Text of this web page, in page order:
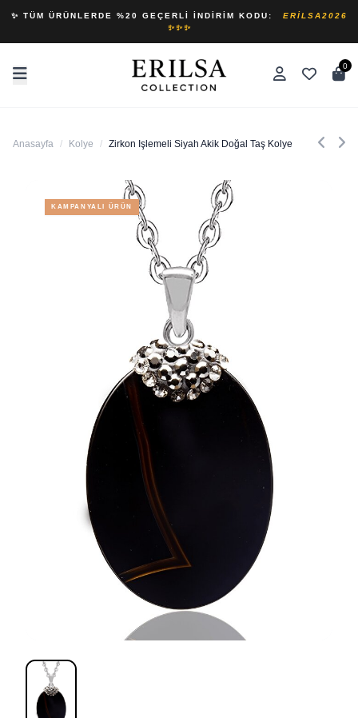
✨ TÜM ÜRÜNLERDE %20 GEÇERLI İNDIRIM KODU:
ERILSA2026
✨✨✨
0
Anasayfa / Kolye / Zirkon Işlemeli Siyah Akik Doğal Taş Kolye
KAMPANYALI ÜRÜN